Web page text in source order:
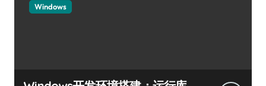
Windows